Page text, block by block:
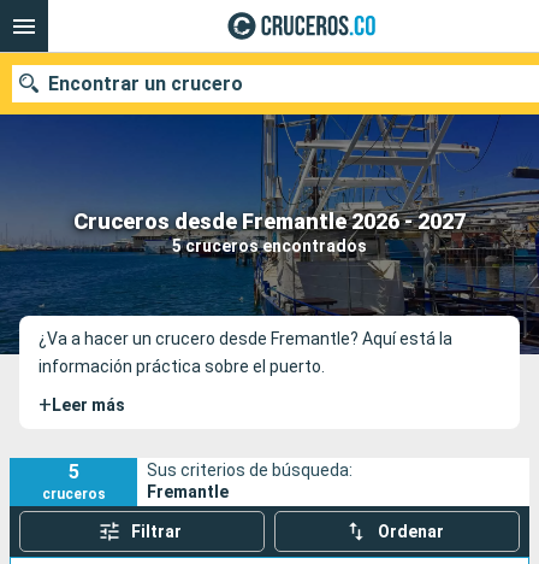
Cruceros desde Fremantle 2026 - 2027
5 cruceros encontrados
Encontrar un crucero
Fecha de salida
Buscar
¿Va a hacer un crucero desde Fremantle? Aquí está la
información práctica sobre el puerto.
+ Leer más
5
cruceros
Sus criterios de búsqueda:
Fremantle
Filtrar Ordenar